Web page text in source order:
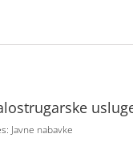
Javne nabavke